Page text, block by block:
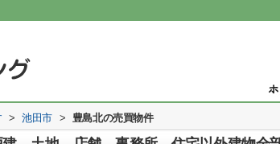
> 池田市 > 豊島北の売買物件